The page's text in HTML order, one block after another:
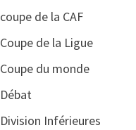
coupe de la CAF
Coupe de la Ligue
Coupe du monde
Débat
Division Inférieures